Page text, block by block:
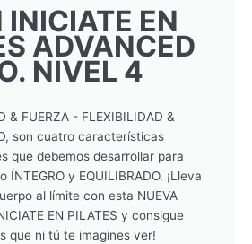
INICIATE EN
ADVANCED
NIVEL 4
& FUERZA - FLEXIBILIDAD &
son cuatro características
que debemos desarrollar para
y EQUILIBRADO. ¡Lleva
al límite con esta NUEVA
EN PILATES y consigue
que ni tú te imagines ver!